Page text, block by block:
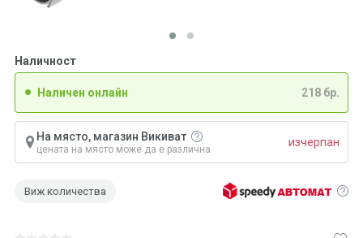
Наличност
Наличен онлайн 218 бр.
На място, магазин Викиват
цената на място може да е различна
изчерпан
Виж количества